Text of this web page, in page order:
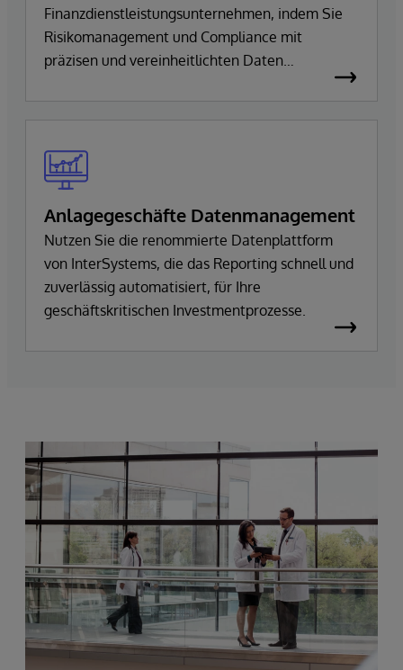
Finanzdienstleistungsunternehmen, indem Sie
Risikomanagement und Compliance mit
präzisen und vereinheitlichten Daten
unterstützen. InterSystems bietet einen Self-
sicheren Umgebung.
Anlagegeschäfte Datenmanagement
Nutzen Sie die renommierte Datenplattform
von InterSystems, die das Reporting schnell und
zuverlässig automatisiert, für Ihre
geschäftskritischen Investmentprozesse.